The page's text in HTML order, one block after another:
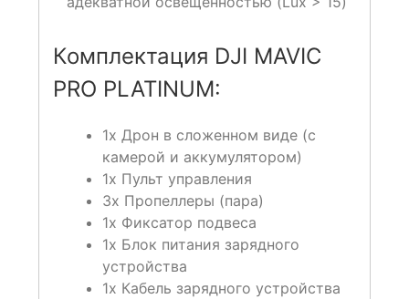
Комплектация DJI MAVIC
PRO PLATINUM:
1х Дрон в сложенном виде (с
камерой и аккумулятором)
1х Пульт управления
3х Пропеллеры (пара)
1х Фиксатор подвеса
1х Блок питания зарядного
устройства
1х Кабель зарядного устройства